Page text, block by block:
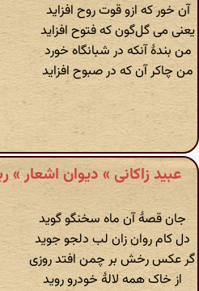
آن خور که ازو قوت روح افزاید
یعنی می گل‌گون که فتوح افزاید
من بندهٔ آنکه در شبانگاه خورد
من چاکر آن که در صبوح افزاید
عبید زاکانی » دیوان اشعار »
جان قصهٔ آن ماه سخنگو گوید
دل کام روان زان لب دلجو جوید
گر عکس رخش بر چمن افتد روزی
از خاک همه لالهٔ خودرو روید